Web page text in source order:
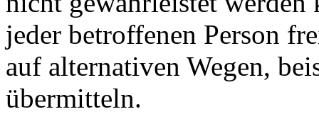
jeder betroffenen Person
auf alternativen Wegen,
übermitteln.